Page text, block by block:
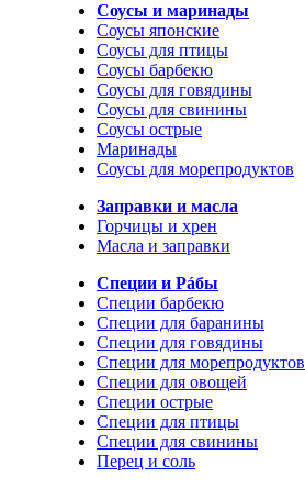
Соусы и маринады
Соусы японские
Соусы для птицы
Соусы барбекю
Соусы для говядины
Соусы для свинины
Соусы острые
Маринады
Соусы для морепродуктов
Заправки и масла
Горчицы и хрен
Масла и заправки
Специи и Рáбы
Специи барбекю
Специи для баранины
Специи для говядины
Специи для морепродуктов
Специи для овощей
Специи острые
Специи для птицы
Специи для свинины
Перец и соль